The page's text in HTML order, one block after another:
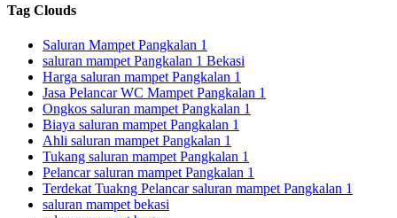
Tag Clouds
Saluran Mampet Pangkalan 1
saluran mampet Pangkalan 1 Bekasi
Harga saluran mampet Pangkalan 1
Jasa Pelancar WC Mampet Pangkalan 1
Ongkos saluran mampet Pangkalan 1
Biaya saluran mampet Pangkalan 1
Ahli saluran mampet Pangkalan 1
Tukang saluran mampet Pangkalan 1
Pelancar saluran mampet Pangkalan 1
Terdekat Tuakng Pelancar saluran mampet Pangkalan 1
saluran mampet bekasi